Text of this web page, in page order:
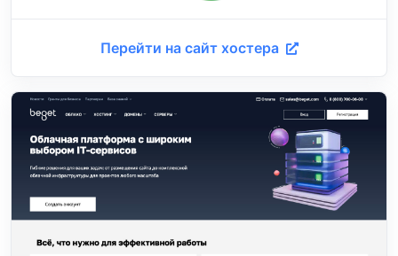
Перейти на сайт хостера